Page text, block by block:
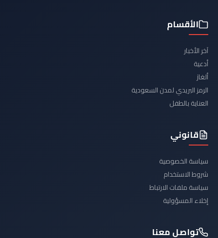
الأقسام
آخر الأخبار
أدعية
ألغاز
الرمز البريدي لمدن السعودية
العناية بالطفل
قانوني
سياسة الخصوصية
شروط الاستخدام
سياسة ملفات الارتباط
إخلاء المسؤولية
تواصل معنا